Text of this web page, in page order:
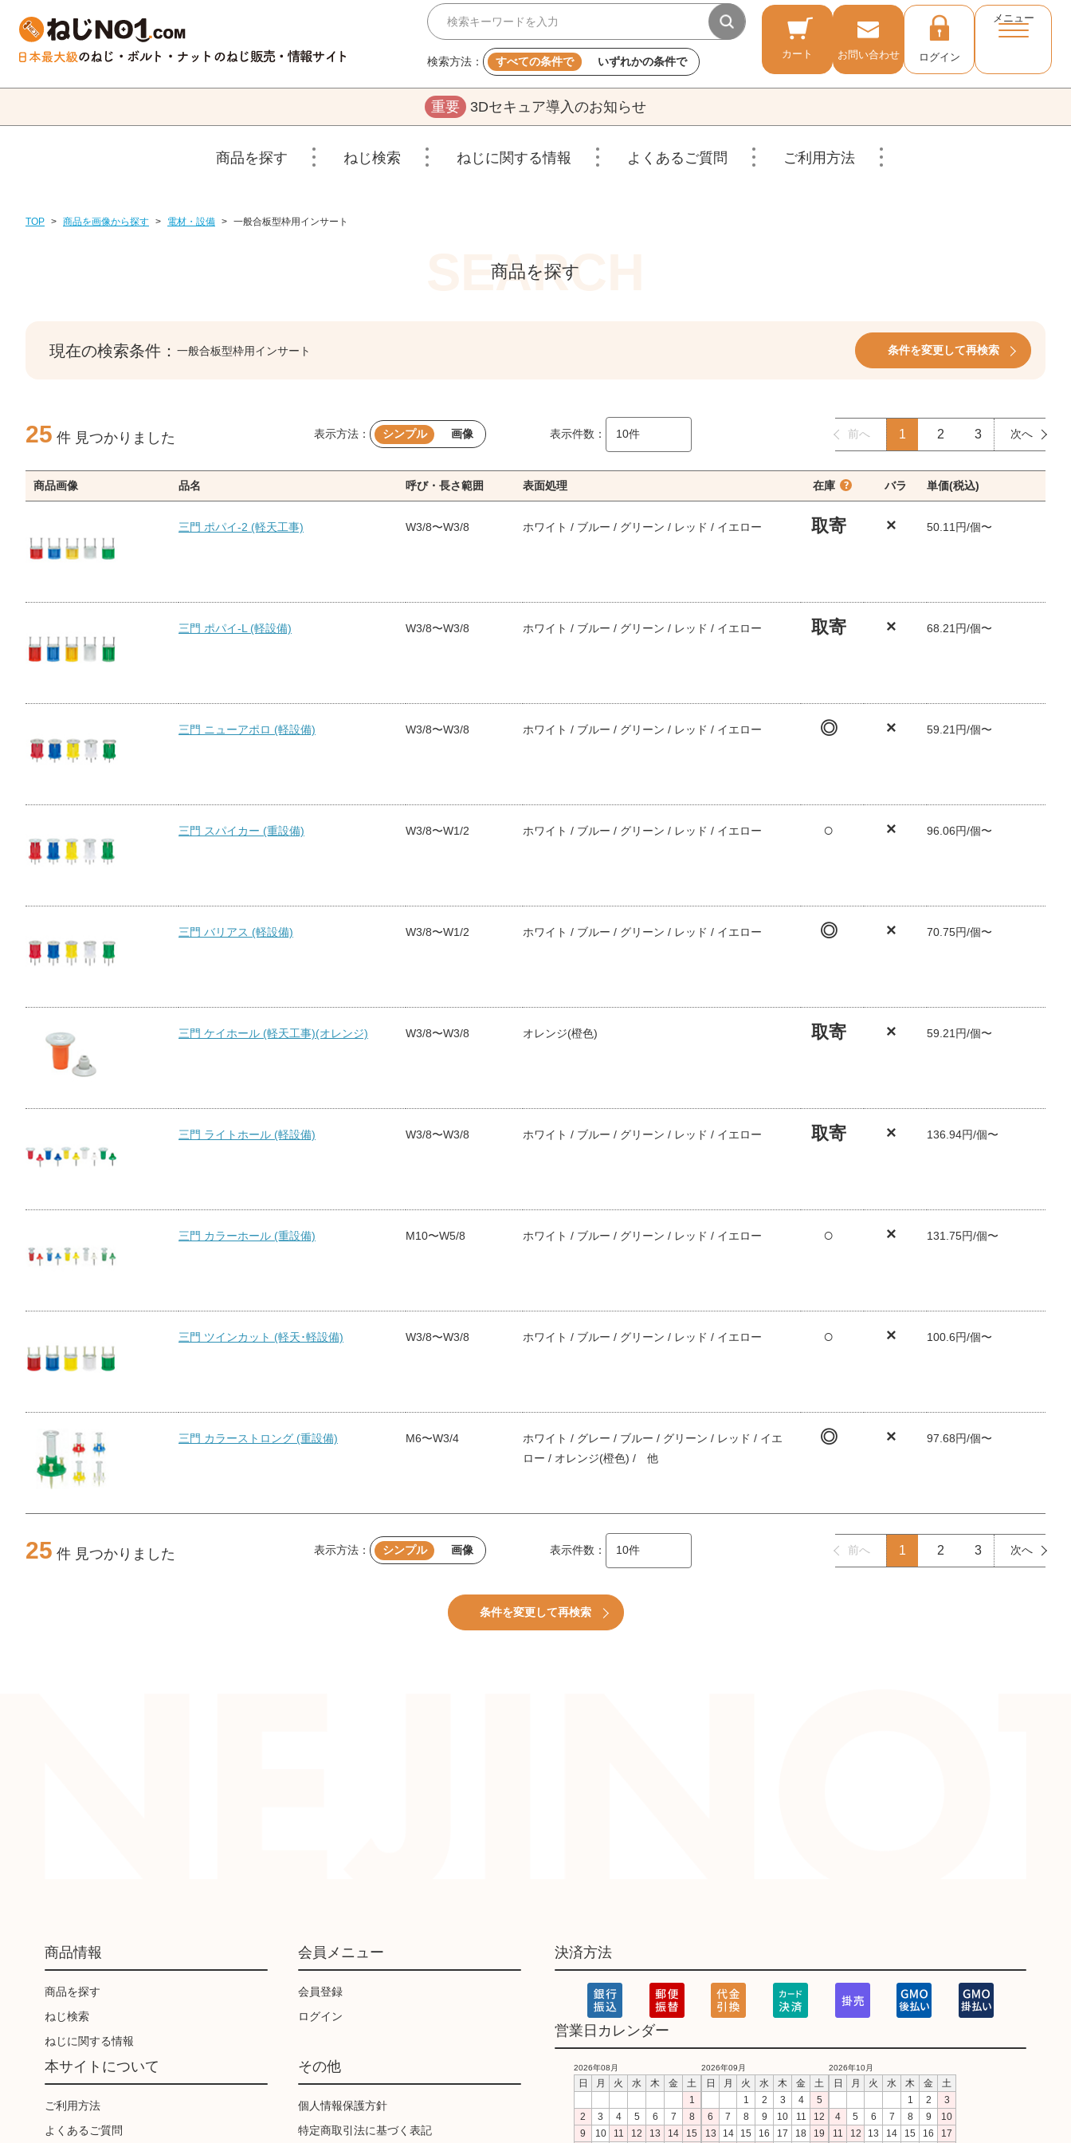
検索方法： すべての条件で いずれかの条件で
カート お問い合わせ ログイン
メニュー
重要 3Dセキュア導入のお知らせ
商品を探す ねじ検索 ねじに関する情報 よくあるご質問 ご利用方法
TOP > 商品を画像から探す > 電材・設備 > 一般合板型枠用インサート
商品を探す
現在の検索条件： 一般合板型枠用インサート 条件を変更して再検索
25 件 見つかりました 表示方法： シンプル 画像 表示件数： 前へ 1 2 3 次へ
商品画像 品名 呼び・長さ範囲 表面処理 在庫 バラ 単価(税込)
三門 ポパイ-2 (軽天工事) W3/8〜W3/8 ホワイト / ブルー / グリーン / レッド / イエロー 取寄 × 50.11円/個〜
三門 ポパイ-L (軽設備) W3/8〜W3/8 ホワイト / ブルー / グリーン / レッド / イエロー 取寄 × 68.21円/個〜
三門 ニューアポロ (軽設備) W3/8〜W3/8 ホワイト / ブルー / グリーン / レッド / イエロー ◎ × 59.21円/個〜
三門 スパイカー (重設備) W3/8〜W1/2 ホワイト / ブルー / グリーン / レッド / イエロー ○ × 96.06円/個〜
三門 バリアス (軽設備) W3/8〜W1/2 ホワイト / ブルー / グリーン / レッド / イエロー ◎ × 70.75円/個〜
三門 ケイホール (軽天工事)(オレンジ) W3/8〜W3/8 オレンジ(橙色) 取寄 × 59.21円/個〜
三門 ライトホール (軽設備) W3/8〜W3/8 ホワイト / ブルー / グリーン / レッド / イエロー 取寄 × 136.94円/個〜
三門 カラーホール (重設備) M10〜W5/8 ホワイト / ブルー / グリーン / レッド / イエロー ○ × 131.75円/個〜
三門 ツインカット (軽天･軽設備) W3/8〜W3/8 ホワイト / ブルー / グリーン / レッド / イエロー ○ × 100.6円/個〜
三門 カラーストロング (重設備) M6〜W3/4
ホワイト / グレー / ブルー / グリーン / レッド / イエ
ロー / オレンジ(橙色) / 他
◎ × 97.68円/個〜
25 件 見つかりました 表示方法： シンプル 画像 表示件数： 前へ 1 2 3 次へ
条件を変更して再検索
商品情報
商品を探す
ねじ検索
ねじに関する情報
会員メニュー
会員登録
ログイン
本サイトについて
ご利用方法
よくあるご質問
その他
個人情報保護方針
特定商取引法に基づく表記
決済方法
営業日カレンダー
2026年08月
日 月 火 水 木 金
土
1
2
3 4 5 6 7
8
9
10 11 12 13 14 15
2026年09月
日 月 火 水 木 金
土
1
2 3 4
5
6
7 8 9 10 11
12
13
14 15 16 17 18 19
2026年10月
日 月 火 水 木 金
土
1
2
3
4
5 6 7 8 9
10
11
12 13 14 15 16 17